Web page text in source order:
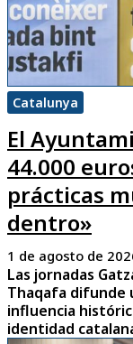
Catalunya
El
44.000
prácticas
dentro»
1 de agosto de
Las jornadas
Thaqafa difunde
influencia
identidad